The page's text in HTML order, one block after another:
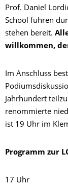
Prof. Daniel
School führen
stehen bereit.
willkommen,
Im Anschluss
Jahrhundert
renommierte
ist 19 Uhr im
Programm zur
17 Uhr